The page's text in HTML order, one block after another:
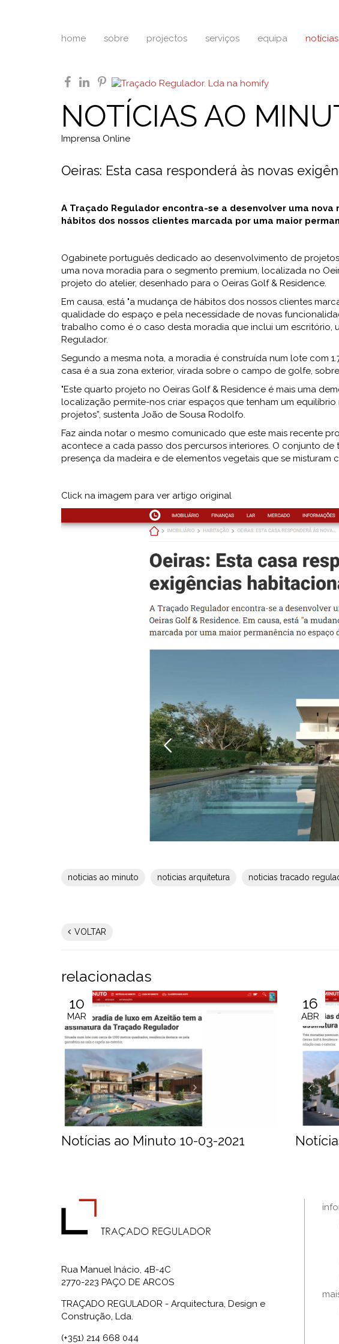
home sobre projectos serviços equipa notícias
facebook
linkedin
pinterest
NOTÍCIAS AO
Imprensa Online
Oeiras: Esta casa responderá às novas
A Traçado Regulador encontra-se a desenvolver uma
hábitos dos nossos clientes marcada por uma maior
Ogabinete português dedicado ao desenvolvimento de
uma nova moradia para o segmento premium, localizada no
projeto do atelier, desenhado para o Oeiras Golf & Residence.
Em causa, está "a mudança de hábitos dos nossos clientes
qualidade do espaço e pela necessidade de novas
trabalho como é o caso desta moradia que inclui um escritório,
Regulador.
Segundo a mesma nota, a moradia é construída num lote com
casa é a sua zona exterior, virada sobre o campo de golfe,
"Este quarto projeto no Oeiras Golf & Residence é mais uma
localização permite-nos criar espaços que tenham um
projetos”, sustenta João de Sousa Rodolfo.
Faz ainda notar o mesmo comunicado que este mais recente
acontece a cada passo dos percursos interiores. O conjunto
presença da madeira e de elementos vegetais que se
Click na imagem para ver artigo original
noticias ao minuto noticias arquitetura noticias tracado
VOLTAR
relacionadas
10
MAR
Notícias ao Minuto 10-03-2021
16
ABR
Rua Manuel Inácio, 4B-4C
2770-223 PAÇO DE ARCOS
TRAÇADO REGULADOR - Arquitectura, Design e
Construção, Lda.
(+351) 214 668 044